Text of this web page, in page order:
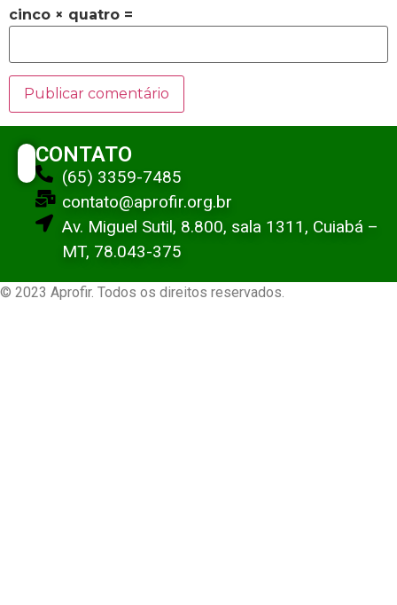
cinco × quatro =
CONTATO
(65) 3359-7485
contato@aprofir.org.br
Av. Miguel Sutil, 8.800, sala 1311, Cuiabá –
MT, 78.043-375
© 2023 Aprofir. Todos os direitos reservados.